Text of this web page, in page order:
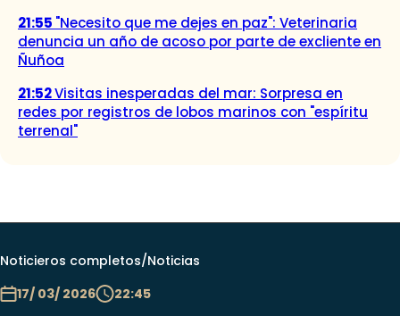
21:55 "Necesito que me dejes en paz": Veterinaria
denuncia un año de acoso por parte de excliente en
Ñuñoa
21:52Visitas inesperadas del mar: Sorpresa en
redes por registros de lobos marinos con "espíritu
terrenal"
Noticieros completos/Noticias
17/ 03/ 2026
22:45